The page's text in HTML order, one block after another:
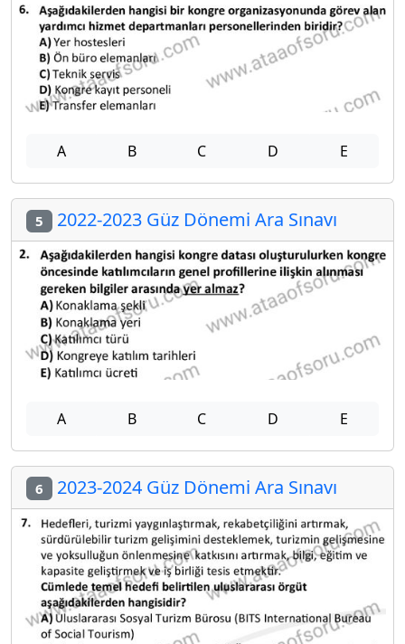
A B C D E
5 2022-2023 Güz Dönemi Ara Sınavı
A B C D E
6 2023-2024 Güz Dönemi Ara Sınavı